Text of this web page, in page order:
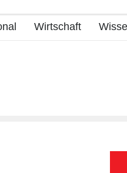
Wirtschaft